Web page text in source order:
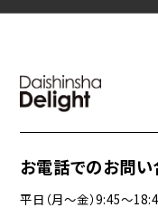
お電話でのお問
平日（月〜金）9:45〜